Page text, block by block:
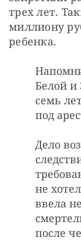
трех лет.
миллиону
ребенка.
Белой
семь
под
Дело
не
ввела
после